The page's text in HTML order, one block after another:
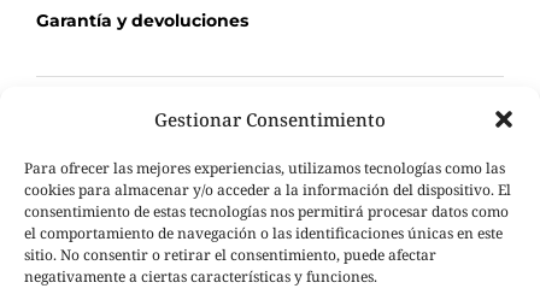
Gestionar Consentimiento
Para ofrecer las mejores experiencias, utilizamos tecnologías como las
cookies para almacenar y/o acceder a la información del dispositivo. El
consentimiento de estas tecnologías nos permitirá procesar datos como
el comportamiento de navegación o las identificaciones únicas en este
sitio. No consentir o retirar el consentimiento, puede afectar
negativamente a ciertas características y funciones.
Garantía y devoluciones
Mi Cuenta
Carrito de compra
Seguimiento de pedidos